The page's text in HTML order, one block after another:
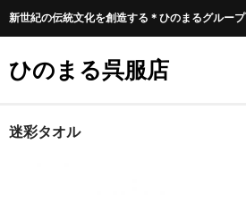
新世紀の伝統文化を創造する＊ひのまるグループ
ひのまる呉服店
ホーム
迷彩タオル